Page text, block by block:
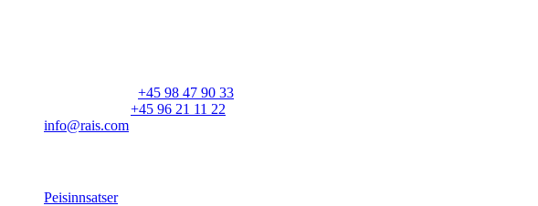
+45 98 47 90 33
+45 96 21 11 22
info@rais.com
Peisinnsatser